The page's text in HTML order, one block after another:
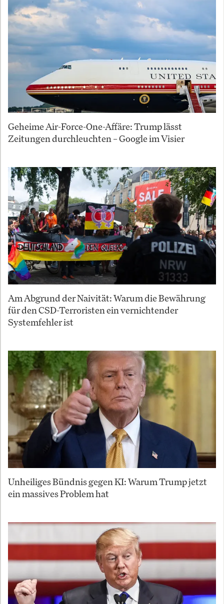
Geheime Air-Force-One-Affäre: Trump lässt
Zeitungen durchleuchten – Google im Visier
Am Abgrund der Naivität: Warum die Bewährung
für den CSD-Terroristen ein vernichtender
Systemfehler ist
Unheiliges Bündnis gegen KI: Warum Trump jetzt
ein massives Problem hat